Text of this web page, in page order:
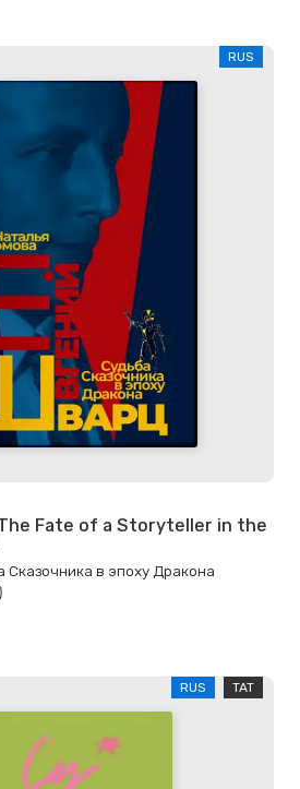
RUS
Fate of a Storyteller in the
в эпоху Дракона
RUS TAT